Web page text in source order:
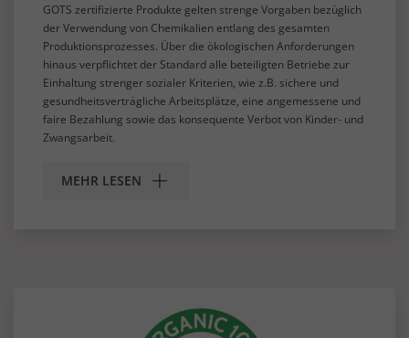
GOTS zertifizierte Produkte gelten strenge Vorgaben bezüglich
der Verwendung von Chemikalien entlang des gesamten
Produktionsprozesses. Über die ökologischen Anforderungen
hinaus verpflichtet der Standard alle beteiligten Betriebe zur
Einhaltung strenger sozialer Kriterien, wie z.B. sichere und
gesundheitsverträgliche Arbeitsplätze, eine angemessene und
faire Bezahlung sowie das konsequente Verbot von Kinder- und
Zwangsarbeit.
MEHR LESEN